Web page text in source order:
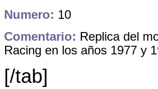
Numero: 10
Comentario: Replica del
Racing en los años 1977 y
[/tab]